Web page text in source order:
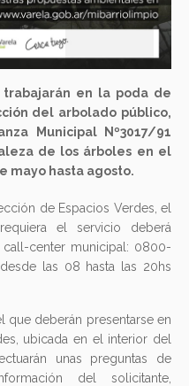
trabajarán en la poda de
del arbolado público,
Municipal Nº3017/91
de los árboles en el
mayo hasta agosto.
de Espacios Verdes, el
el servicio deberá
center municipal: 0800-
las 08 hasta las 20hs
que deberán presentarse en
ubicada en el interior del
unas preguntas de
del solicitante,